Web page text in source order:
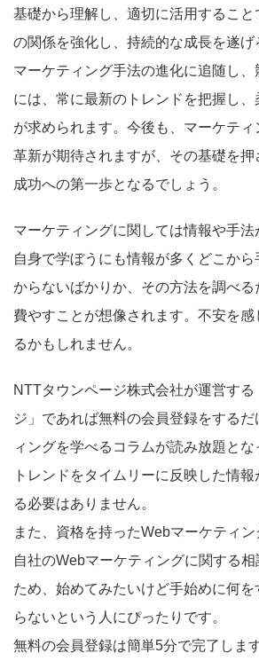
基礎から理解し、適切に活用すること
の関係を強化し、持続的な成長を遂げ
マーケティング手法の進化に追随し
には、常に最新のトレンドを把握し
が求められます。今後も、マーケテ
革新が期待されますが、その基礎を押
成功への第一歩となるでしょう。
マーケティングに関しては情報や手
自身で学ぼうにも情報が多くどこか
からないばかりか、その方法を調べ
費やすことが想像されます。不安を
るかもしれません。
NTTタウンページ株式会社が運営する
ジ」であれば無料の会員登録をする
ィングを学べるコラムが読み放題とな
トレンドをタイムリーに反映した情
る必要はありません。
また、資格を持ったWebマーケティ
自社のWebマーケティングに関する相
ため、始めてみたいけど手始めに何
らないという人にぴったりです。
無料の会員登録は簡単5分で完了しま